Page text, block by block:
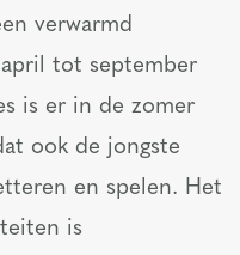
verwarmd
tot september
is er in de zomer
ook de jongste
en spelen. Het
is